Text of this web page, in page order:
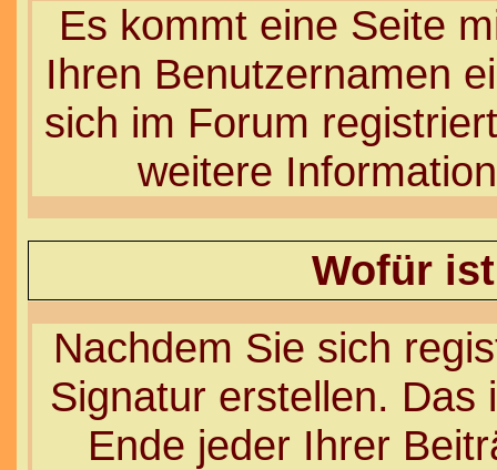
Es kommt eine Seite
Ihren Benutzernamen
sich im Forum
weitere
Wofür
Nachdem Sie sich
Signatur erstellen. Das
Ende jeder Ihrer